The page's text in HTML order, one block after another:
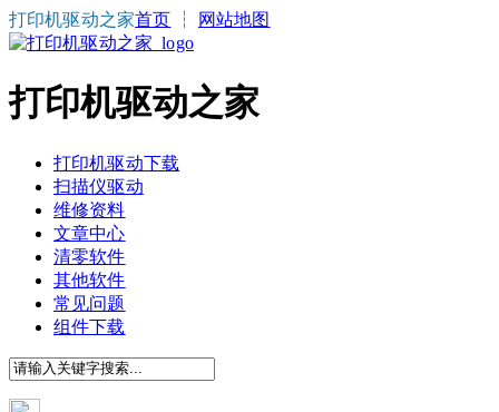
打印机驱动之家首页 ┆ 网站地图
打印机驱动之家
打印机驱动下载
扫描仪驱动
维修资料
文章中心
清零软件
其他软件
常见问题
组件下载